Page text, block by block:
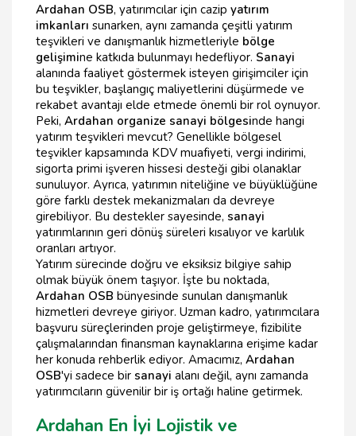
Ardahan OSB, yatırımcılar için cazip yatırım
imkanları sunarken, aynı zamanda çeşitli yatırım
teşvikleri ve danışmanlık hizmetleriyle bölge
gelişimine katkıda bulunmayı hedefliyor. Sanayi
alanında faaliyet göstermek isteyen girişimciler için
bu teşvikler, başlangıç maliyetlerini düşürmede ve
rekabet avantajı elde etmede önemli bir rol oynuyor.
Peki, Ardahan organize sanayi bölgesinde hangi
yatırım teşvikleri mevcut? Genellikle bölgesel
teşvikler kapsamında KDV muafiyeti, vergi indirimi,
sigorta primi işveren hissesi desteği gibi olanaklar
sunuluyor. Ayrıca, yatırımın niteliğine ve büyüklüğüne
göre farklı destek mekanizmaları da devreye
girebiliyor. Bu destekler sayesinde, sanayi
yatırımlarının geri dönüş süreleri kısalıyor ve karlılık
oranları artıyor.
Yatırım sürecinde doğru ve eksiksiz bilgiye sahip
olmak büyük önem taşıyor. İşte bu noktada,
Ardahan OSB bünyesinde sunulan danışmanlık
hizmetleri devreye giriyor. Uzman kadro, yatırımcılara
başvuru süreçlerinden proje geliştirmeye, fizibilite
çalışmalarından finansman kaynaklarına erişime kadar
her konuda rehberlik ediyor. Amacımız, Ardahan
OSB'yi sadece bir sanayi alanı değil, aynı zamanda
yatırımcıların güvenilir bir iş ortağı haline getirmek.
Ardahan En İyi Lojistik ve